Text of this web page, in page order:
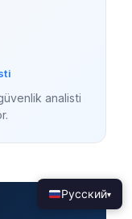
analisti
Русский▾